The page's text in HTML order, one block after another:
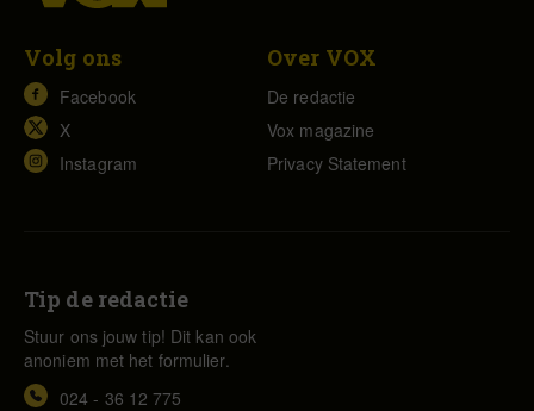
Volg ons
Facebook
X
Instagram
Over VOX
De redactie
Vox magazine
Privacy Statement
Tip de redactie
Stuur ons jouw tip! Dit kan ook
anoniem met het formulier.
024 - 36 12 775